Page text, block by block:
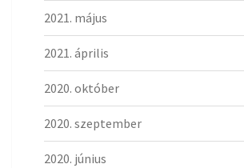
2021. május
2021. április
2020. október
2020. szeptember
2020. június